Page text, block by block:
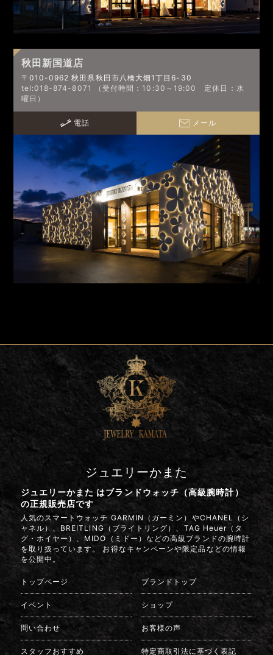
秋田新国道店
〒010-0962 秋田県秋田市八橋大畑1丁目6-30
tel:018-874-8071 （受付時間：10:30～19:00 定休日：水
曜日）
電話 メール
ジュエリーかまた
ジュエリーかまた はブランドウォッチ（高級腕時計）
の正規販売店です
人気のスマートウォッチ GARMIN（ガーミン）やCHANEL（シ
ャネル）、BREITLING（ブライトリング）、TAG Heuer（タ
グ・ホイヤー）、MIDO（ミドー）などの高級ブランドの腕時計
を取り扱っています。 お得なキャンペーンや限定品などの情報
を公開中。
トップページ ブランドトップ
イベント ショップ
問い合わせ お客様の声
スタッフおすすめ 特定商取引法に基づく表記